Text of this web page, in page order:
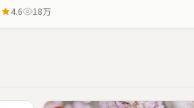
交织，节奏紧凑。
4.6 18万